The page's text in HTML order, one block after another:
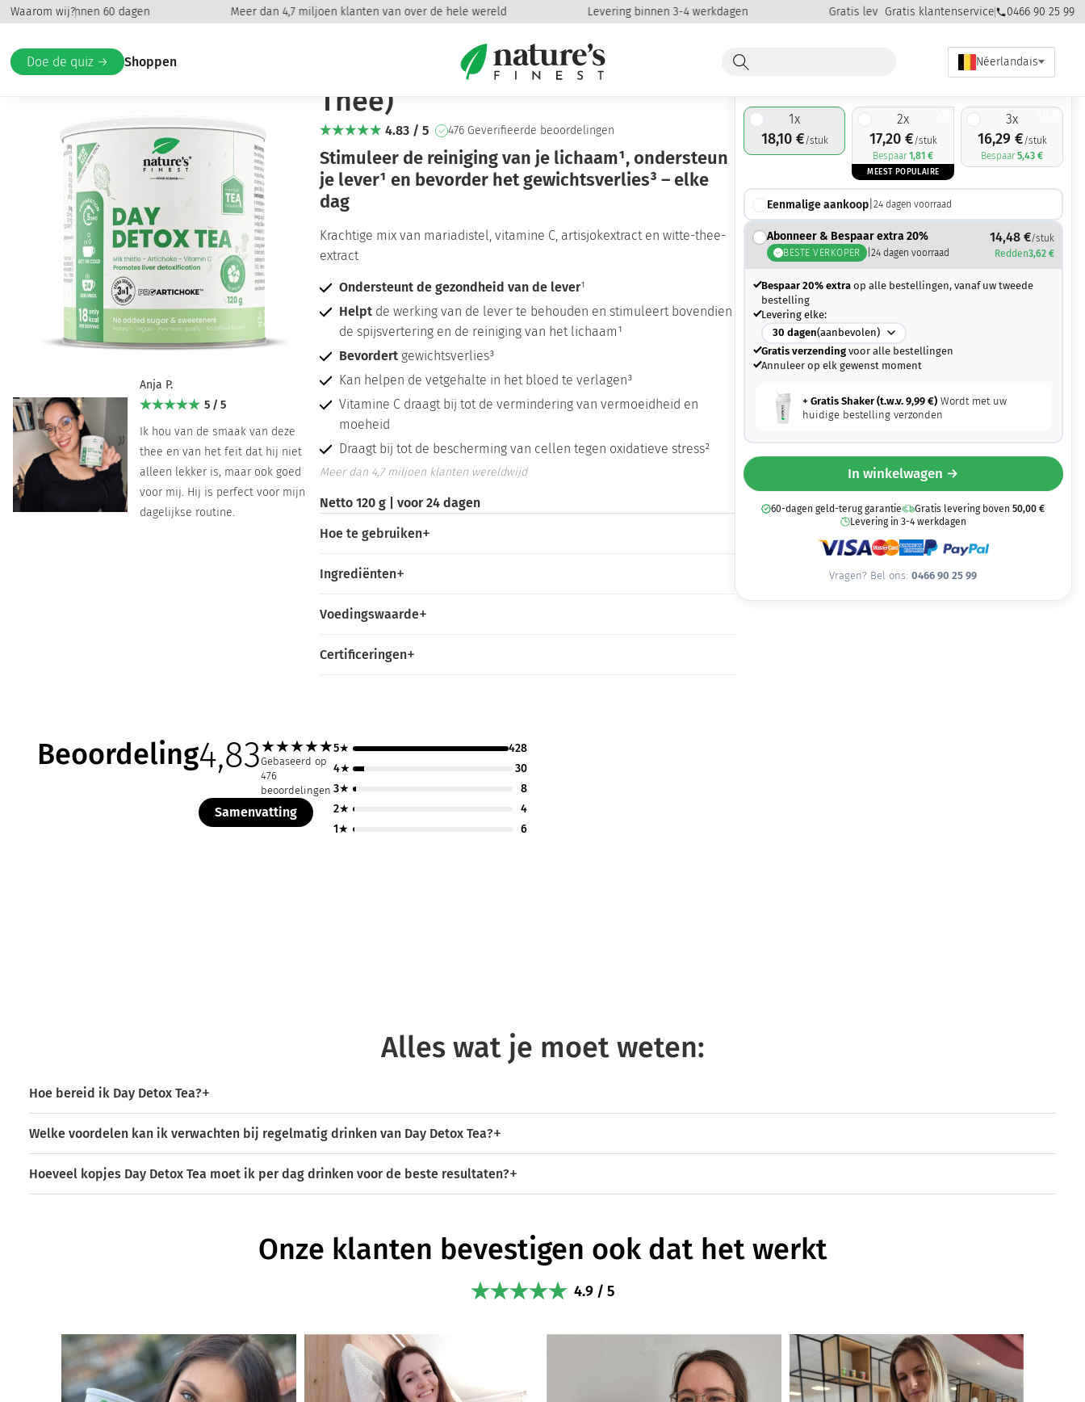
Waarom wij?binnen 60 dagen Meer dan 4,7 miljoen klanten van over de hele wereld Levering binnen 3-4 werkdagen Gratis levering vanaf €50,00 aankoop
Gratis klantenservice 0466 90 25 99
Doe de quiz → Shoppen Néerlandais
Home/Gewichtsverlies/Detox en gewichtsverlies/ Day Detox Tea (Dag Detox Thee)
Anja P.
5 / 5
Ik hou van de smaak van deze
thee en van het feit dat hij niet
alleen lekker is, maar ook goed
voor mij. Hij is perfect voor mijn
dagelijkse routine.
Day Detox Tea (Dag Detox
Thee)
4.83 / 5 476 Geverifieerde beoordelingen
Stimuleer de reiniging van je lichaam¹, ondersteun
je lever¹ en bevorder het gewichtsverlies³ – elke
dag
Krachtige mix van mariadistel, vitamine C, artisjokextract en witte-thee-
extract
Ondersteunt de gezondheid van de lever¹
Helpt de werking van de lever te behouden en stimuleert bovendien
de spijsvertering en de reiniging van het lichaam¹
Bevordert gewichtsverlies³
Kan helpen de vetgehalte in het bloed te verlagen³
Vitamine C draagt bij tot de vermindering van vermoeidheid en
moeheid
Draagt bij tot de bescherming van cellen tegen oxidatieve stress²
Meer dan 4,7 miljoen klanten wereldwijd
Netto 120 g | voor 24 dagen
Hoe te gebruiken
Ingrediënten
Voedingswaarde
Certificeringen
1x
18,10 €/stuk
2x
17,20 €/stuk
Bespaar1,81€
MEEST POPULAIRE
10%
3x
16,29 €/stuk
Bespaar5,43€
Eenmalige aankoop |24 dagen voorraad
Abonneer & Bespaar extra 20%
BESTE VERKOPER | 24dagen voorraad
14,48 €/stuk
Redden3,62 €
Bespaar 20% extra op alle bestellingen, vanaf uw tweede
bestelling
Levering elke:
30 dagen(aanbevolen)
Gratis verzending voor alle bestellingen
Annuleer op elk gewenst moment
+ Gratis Shaker (t.w.v.9,99€) Wordt met uw
huidige bestelling verzonden
In winkelwagen →
60-dagen geld-terug garantie Gratis levering boven50,00€
Levering in 3-4 werkdagen
Vragen? Bel ons:0466 90 25 99
Beoordeling4,83★★★★★
Gebaseerd op
476
beoordelingen
Samenvatting
5★
428
4★
30
3★
8
2★
4
1★
6
Alles wat je moet weten:
Hoe bereid ik Day Detox Tea?
Welke voordelen kan ik verwachten bij regelmatig drinken van Day Detox Tea?
Hoeveel kopjes Day Detox Tea moet ik per dag drinken voor de beste resultaten?
Onze klanten bevestigen ook dat het werkt
4.9 / 5